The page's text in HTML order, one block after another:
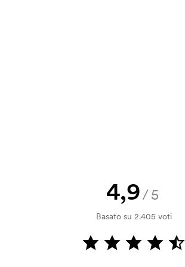
personalizzazione. Il costo iniziale
Questo costo si applica anche se
4,9/5
Basato su 2.405 voti